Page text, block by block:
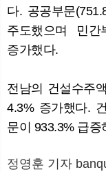
다. 공공부문
주도했으며 민간
증가했다.
전남의 건설수주
4.3% 증가했다.
문이 933.3% 급
정영훈 기자